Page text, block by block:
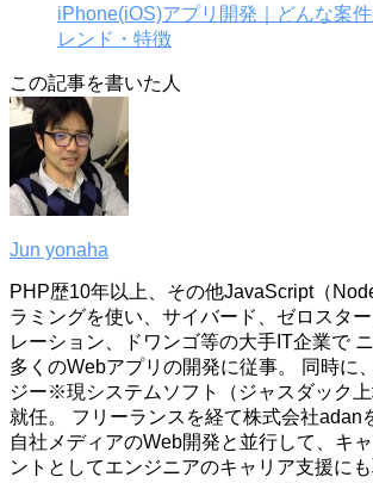
iPhone(iOS)アプリ開発｜どんな案
レンド・特徴
この記事を書いた人
Jun yonaha
PHP歴10年以上、その他JavaScript（
ラミングを使い、サイバード、ゼロスタ
レーション、ドワンゴ等の大手IT企業で
多くのWebアプリの開発に従事。 同時に
ジー※現システムソフト（ジャスダック
就任。 フリーランスを経て株式会社adan
自社メディアのWeb開発と並行して、キ
ントとしてエンジニアのキャリア支援に